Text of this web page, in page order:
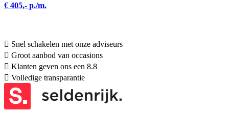
€ 405,- p./m.
Snel schakelen met onze adviseurs
Groot aanbod van occasions
Klanten geven ons een 8.8
Volledige transparantie